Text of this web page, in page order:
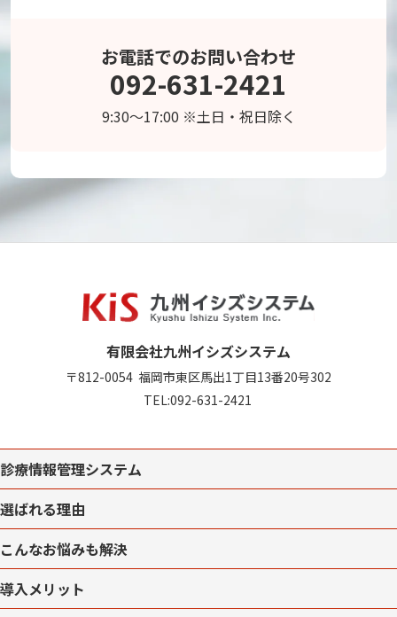
お電話でのお問い合わせ
092-631-2421
9:30～17:00 ※土日・祝日除く
有限会社九州イシズシステム
〒812-0054 福岡市東区馬出1丁目13番20号302
TEL:092-631-2421
診療情報管理システム
選ばれる理由
こんなお悩みも解決
導入メリット